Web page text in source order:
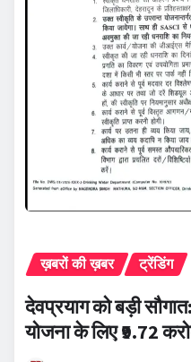
ख़बरों की ख़बर ट्रेंडिंग
देवप्रयाग को बड़ी
योजना के लिए ₹9.72